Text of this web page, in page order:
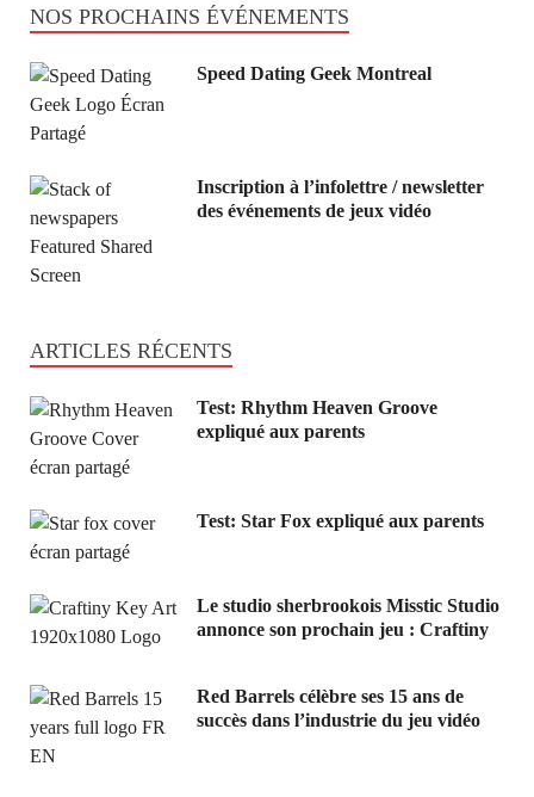
NOS PROCHAINS ÉVÉNEMENTS
Speed Dating Geek Montreal
Inscription à l’infolettre / newsletter
des événements de jeux vidéo
ARTICLES RÉCENTS
Test: Rhythm Heaven Groove
expliqué aux parents
Test: Star Fox expliqué aux parents
Le studio sherbrookois Misstic Studio
annonce son prochain jeu : Craftiny
Red Barrels célèbre ses 15 ans de
succès dans l’industrie du jeu vidéo